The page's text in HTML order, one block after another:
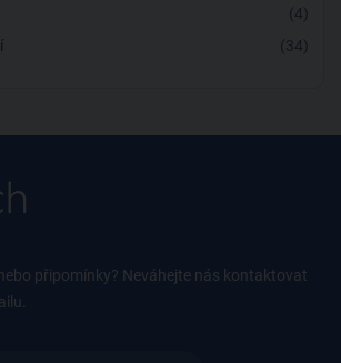
(4)
(34)
připomínky? Neváhejte nás kontaktovat